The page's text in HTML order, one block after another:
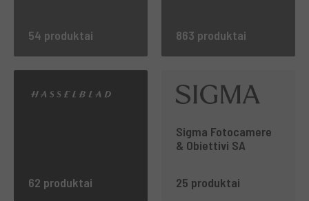
54 produktai 863 produktai
62 produktai
Sigma Fotocamere
& Obiettivi SA
25 produktai